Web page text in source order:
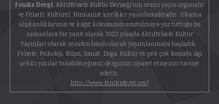
Feniks Dergi, Aktiffelsefe Kültür Derneği'nin resmi yayın organıdır
ve Felsefi, Kültürel, Hümanist içerikler yayınlamaktadır. Okuma
alışkanlıklarının ve kağıt kokusunun unutulmaya yüz tuttuğu bu
zamanlara bir yanıt olarak 2022 yılında Aktiffelsefe Kültür
Yayınları olarak yeniden basılı olarak yayımlanmaya başladık.
Felsefe, Psikoloji, Bilim, Sanat, Doğa, Kültür vb pek çok konuda ilgi
çekici yazılar bulabileceğimiz dergimizi ziyaret etmenizi tavsiye
ederiz.
http://www.feniksdergi.org/